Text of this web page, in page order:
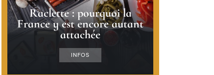
Raclette : pourquoi la
France y est encore autant
attachée
INFOS